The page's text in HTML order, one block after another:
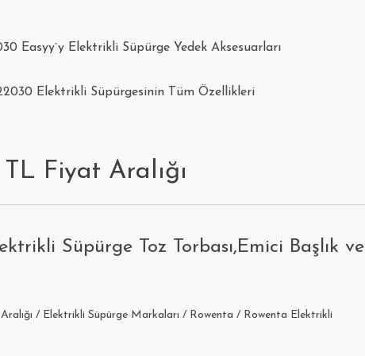
Easyy`y Elektrikli Süpürge Yedek Aksesuarları
Elektrikli Süpürgesinin Tüm Özellikleri
Fiyat Aralığı
Süpürge Toz Torbası,Emici Başlık ve
/ Elektrikli Süpürge Markaları / Rowenta / Rowenta Elektrikli